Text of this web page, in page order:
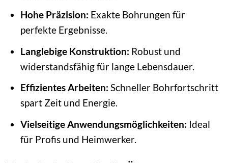
Hohe Präzision: Exakte Bohrungen für
perfekte Ergebnisse.
Langlebige Konstruktion: Robust und
widerstandsfähig für lange Lebensdauer.
Effizientes Arbeiten: Schneller Bohrfortschritt
spart Zeit und Energie.
Vielseitige Anwendungsmöglichkeiten: Ideal
für Profis und Heimwerker.